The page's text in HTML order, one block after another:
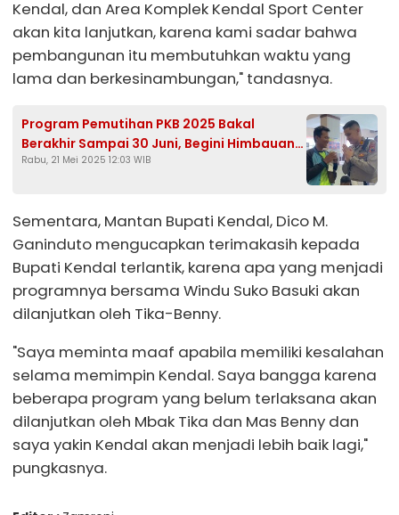
Kendal, dan Area Komplek Kendal Sport Center
akan kita lanjutkan, karena kami sadar bahwa
pembangunan itu membutuhkan waktu yang
lama dan berkesinambungan," tandasnya.
Program Pemutihan PKB 2025 Bakal
Berakhir Sampai 30 Juni, Begini Himbauan
Satlantas Polres Kendal
Rabu, 21 Mei 2025 12:03 WIB
Sementara, Mantan Bupati Kendal, Dico M.
Ganinduto mengucapkan terimakasih kepada
Bupati Kendal terlantik, karena apa yang menjadi
programnya bersama Windu Suko Basuki akan
dilanjutkan oleh Tika-Benny.
"Saya meminta maaf apabila memiliki kesalahan
selama memimpin Kendal. Saya bangga karena
beberapa program yang belum terlaksana akan
dilanjutkan oleh Mbak Tika dan Mas Benny dan
saya yakin Kendal akan menjadi lebih baik lagi,"
pungkasnya.